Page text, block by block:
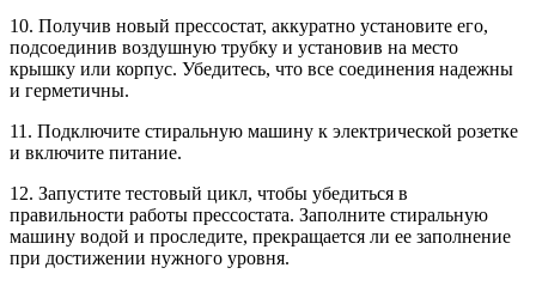
10. Получив новый прессостат, аккуратно установите его,
подсоединив воздушную трубку и установив на место
крышку или корпус. Убедитесь, что все соединения надежны
и герметичны.
11. Подключите стиральную машину к электрической розетке
и включите питание.
12. Запустите тестовый цикл, чтобы убедиться в
правильности работы прессостата. Заполните стиральную
машину водой и проследите, прекращается ли ее заполнение
при достижении нужного уровня.